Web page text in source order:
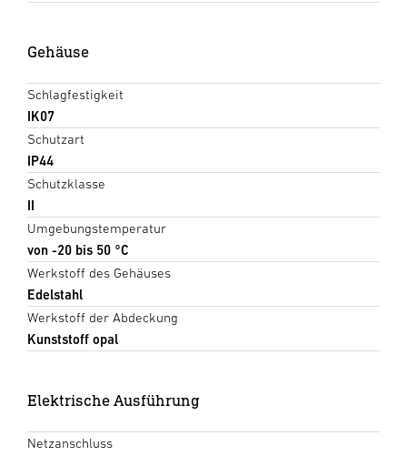
Gehäuse
Schlagfestigkeit
IK07
Schutzart
IP44
Schutzklasse
II
Umgebungstemperatur
von -20 bis 50 °C
Werkstoff des Gehäuses
Edelstahl
Werkstoff der Abdeckung
Kunststoff opal
Elektrische Ausführung
Netzanschluss